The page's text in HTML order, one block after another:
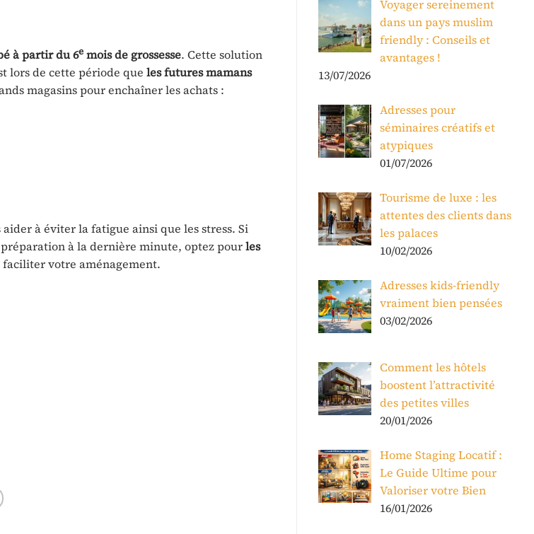
à partir du 6e moisde grossesse. Cette solution
lors de cette période que les futures mamans
magasins pour enchaîner les achats :
à éviter la fatigue ainsi que les stress. Si
préparation à la dernière minute, optez pourles
votre aménagement.
Voyager sereinement
dans un pays muslim
friendly : Conseils et
avantages !
13/07/2026
Adresses pour
séminaires créatifs et
atypiques
01/07/2026
Tourisme de luxe : les
attentes des clients dans
les palaces
10/02/2026
Adresses kids-friendly
vraiment bien pensées
03/02/2026
Comment les hôtels
boostent l’attractivité
des petites villes
20/01/2026
Home Staging Locatif :
Le Guide Ultime pour
Valoriser votre Bien
16/01/2026